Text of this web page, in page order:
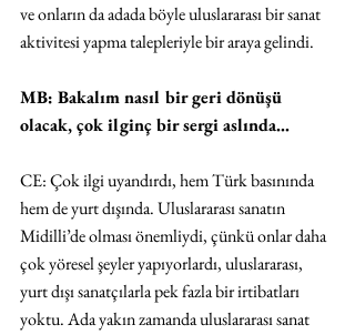
ve onların da adada böyle uluslararası bir sanat
aktivitesi yapma talepleriyle bir araya gelindi.
MB: Bakalım nasıl bir geri dönüşü
olacak, çok ilginç bir sergi aslında…
CE: Çok ilgi uyandırdı, hem Türk basınında
hem de yurt dışında. Uluslararası sanatın
Midilli’de olması önemliydi, çünkü onlar daha
çok yöresel şeyler yapıyorlardı, uluslararası,
yurt dışı sanatçılarla pek fazla bir irtibatları
yoktu. Ada yakın zamanda uluslararası sanat